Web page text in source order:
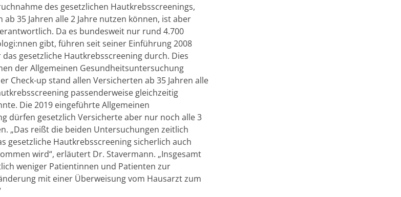
des gesetzlichen Hautkrebsscreenings,
ab 35 Jahren alle 2 Jahre nutzen können, ist aber
Da es bundesweit nur rund 4.700
gibt, führen seit seiner Einführung 2008
gesetzliche Hautkrebsscreening durch. Dies
der Allgemeinen Gesundheitsuntersuchung
Check-up stand allen Versicherten ab 35 Jahren alle
passenderweise gleichzeitig
Die 2019 eingeführte Allgemeinen
dürfen gesetzlich Versicherte aber nur noch alle 3
„Das reißt die beiden Untersuchungen zeitlich
gesetzliche Hautkrebsscreening sicherlich auch
wird“, erläutert Dr. Stavermann. „Insgesamt
weniger Patientinnen und Patienten zur
mit einer Überweisung vom Hausarzt zum